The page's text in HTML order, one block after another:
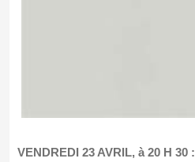
VENDREDI 23 AVRIL, à 20 H 30 :